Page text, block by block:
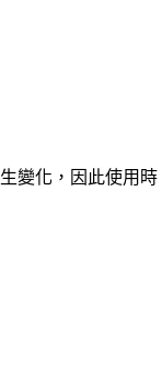
變化，因此使用時